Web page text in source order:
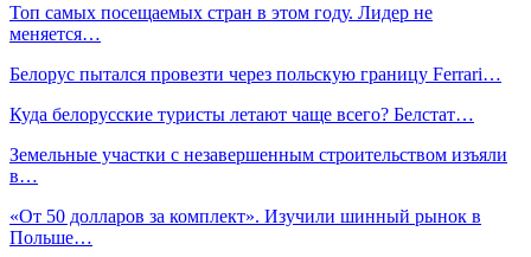
Топ самых посещаемых стран в этом году. Лидер не
меняется…
Белорус пытался провезти через польскую границу Ferrari…
Куда белорусские туристы летают чаще всего? Белстат…
Земельные участки с незавершенным строительством изъяли
в…
«От 50 долларов за комплект». Изучили шинный рынок в
Польше…